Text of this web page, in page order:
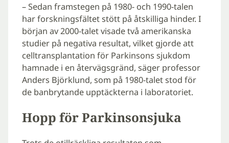
– Sedan framstegen på 1980- och 1990-talen
har forskningsfältet stött på åtskilliga hinder. I
början av 2000-talet visade två amerikanska
studier på negativa resultat, vilket gjorde att
celltransplantation för Parkinsons sjukdom
hamnade i en återvägsgränd, säger professor
Anders Björklund, som på 1980-talet stod för
de banbrytande upptäckterna i laboratoriet.
Hopp för Parkinsonsjuka